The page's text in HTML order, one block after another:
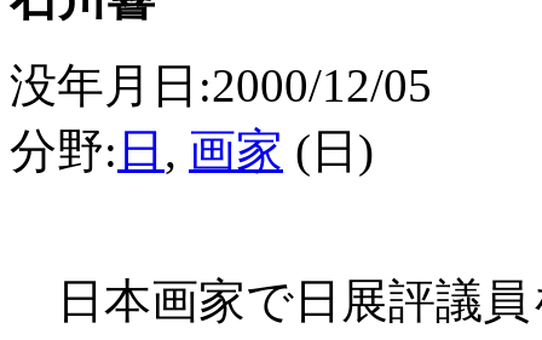
没年月日:2000/12/05
分野: 日 , 画家 (日)
日本画家で日展評議員